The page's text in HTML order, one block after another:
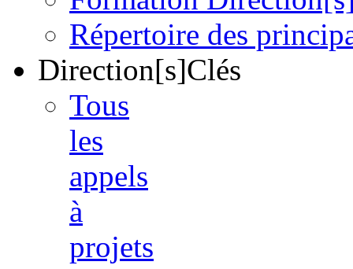
Répertoire des
Direction[s]Clés
Tous
les
appels
à
projets